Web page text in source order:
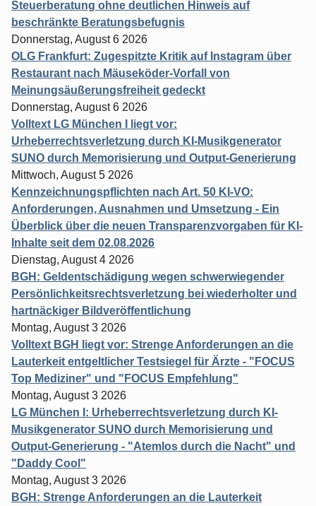
Steuerberatung ohne deutlichen Hinweis auf
beschränkte Beratungsbefugnis
Donnerstag, August 6 2026
OLG Frankfurt: Zugespitzte Kritik auf Instagram über
Restaurant nach Mäuseköder-Vorfall von
Meinungsäußerungsfreiheit gedeckt
Donnerstag, August 6 2026
Volltext LG München I liegt vor:
Urheberrechtsverletzung durch KI-Musikgenerator
SUNO durch Memorisierung und Output-Generierung
Mittwoch, August 5 2026
Kennzeichnungspflichten nach Art. 50 KI-VO:
Anforderungen, Ausnahmen und Umsetzung - Ein
Überblick über die neuen Transparenzvorgaben für KI-
Inhalte seit dem 02.08.2026
Dienstag, August 4 2026
BGH: Geldentschädigung wegen schwerwiegender
Persönlichkeitsrechtsverletzung bei wiederholter und
hartnäckiger Bildveröffentlichung
Montag, August 3 2026
Volltext BGH liegt vor: Strenge Anforderungen an die
Lauterkeit entgeltlicher Testsiegel für Ärzte - "FOCUS
Top Mediziner" und "FOCUS Empfehlung"
Montag, August 3 2026
LG München I: Urheberrechtsverletzung durch KI-
Musikgenerator SUNO durch Memorisierung und
Output-Generierung - "Atemlos durch die Nacht" und
"Daddy Cool"
Montag, August 3 2026
BGH: Strenge Anforderungen an die Lauterkeit